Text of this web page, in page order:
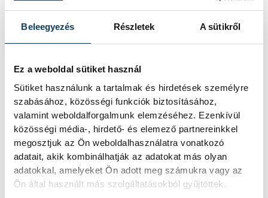
Beleegyezés Részletek A sütikről
Ez a weboldal sütiket használ
Sütiket használunk a tartalmak és hirdetések személyre
szabásához, közösségi funkciók biztosításához,
valamint weboldalforgalmunk elemzéséhez. Ezenkívül
közösségi média-, hirdető- és elemező partnereinkkel
megosztjuk az Ön weboldalhasználatra vonatkozó
adatait, akik kombinálhatják az adatokat más olyan
adatokkal, amelyeket Ön adott meg számukra vagy az
Ön által használt más szolgáltatásokból gyűjtöttek.
- hangsúlyozta Érdi Mária, aki a párizsi
olimpián porckorongsérvvel versenyzett,
majd szeptemberben műteni kellett.
sport ország-világ
vitorlázás
Érdi Mária